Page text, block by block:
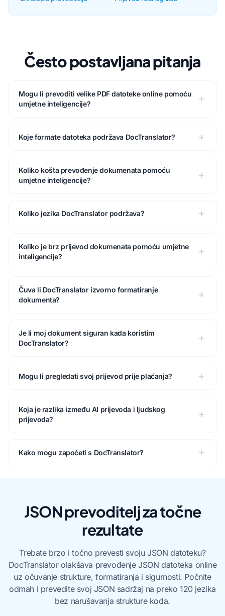
Često postavljana pitanja
Mogu li prevoditi velike PDF datoteke online pomoću
umjetne inteligencije?
Koje formate datoteka podržava DocTranslator?
Koliko košta prevođenje dokumenata pomoću
umjetne inteligencije?
Koliko jezika DocTranslator podržava?
Koliko je brz prijevod dokumenata pomoću umjetne
inteligencije?
Čuva li DocTranslator izvorno formatiranje
dokumenta?
Je li moj dokument siguran kada koristim
DocTranslator?
Mogu li pregledati svoj prijevod prije plaćanja?
Koja je razlika između AI prijevoda i ljudskog
prijevoda?
Kako mogu započeti s DocTranslator?
JSON prevoditelj za točne
rezultate
Trebate brzo i točno prevesti svoju JSON datoteku?
DocTranslator olakšava prevođenje JSON datoteka online
uz očuvanje strukture, formatiranja i sigurnosti. Počnite
odmah i prevedite svoj JSON sadržaj na preko 120 jezika
bez narušavanja strukture koda.